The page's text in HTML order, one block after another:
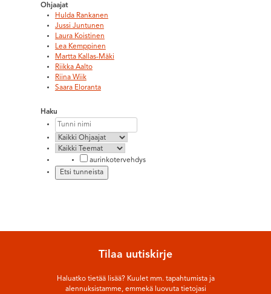
Ohjaajat
Hulda Rankanen
Jussi Juntunen
Laura Koistinen
Lea Kemppinen
Martta Kallas-Mäki
Riikka Aalto
Riina Wiik
Saara Eloranta
Haku
aurinkotervehdys
Tilaa uutiskirje
Haluatko tietää lisää? Kuulet mm. tapahtumista ja
alennuksistamme, emmekä luovuta tietojasi